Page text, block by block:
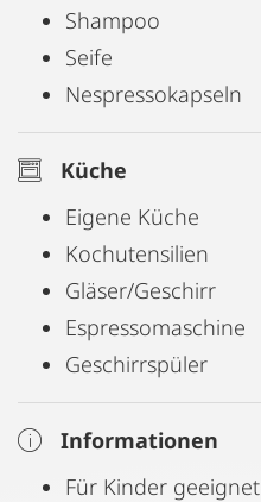
müssen.
Shampoo
Seife
Nespressokapseln
Küche
Eigene Küche
Kochutensilien
Gläser/Geschirr
Espressomaschine
Geschirrspüler
Informationen
Für Kinder geeignet